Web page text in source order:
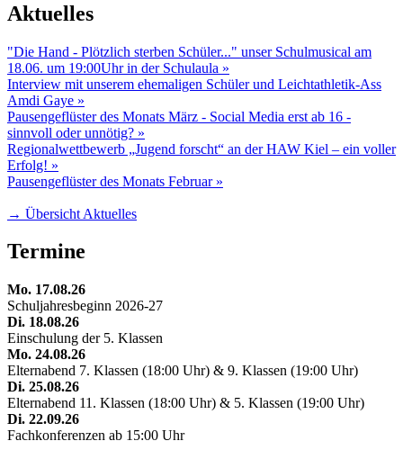
Aktuelles
"Die Hand - Plötzlich sterben Schüler..." unser Schulmusical am
18.06. um 19:00Uhr in der Schulaula »
Interview mit unserem ehemaligen Schüler und Leichtathletik-Ass
Amdi Gaye »
Pausengeflüster des Monats März - Social Media erst ab 16 -
sinnvoll oder unnötig? »
Regionalwettbewerb „Jugend forscht“ an der HAW Kiel – ein voller
Erfolg! »
Pausengeflüster des Monats Februar »
→ Übersicht Aktuelles
Termine
Mo. 17.08.26
Schuljahresbeginn 2026-27
Di. 18.08.26
Einschulung der 5. Klassen
Mo. 24.08.26
Elternabend 7. Klassen (18:00 Uhr) & 9. Klassen (19:00 Uhr)
Di. 25.08.26
Elternabend 11. Klassen (18:00 Uhr) & 5. Klassen (19:00 Uhr)
Di. 22.09.26
Fachkonferenzen ab 15:00 Uhr